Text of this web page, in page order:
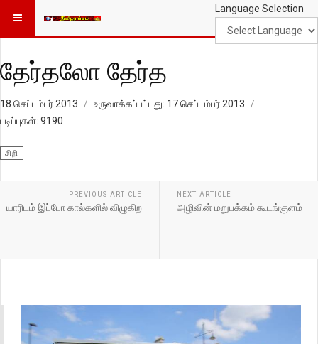
Language Selection
தேர்தலோ தேர்த
18 செப்டம்பர் 2013
உருவாக்கப்பட்டது: 17 செப்டம்பர் 2013
படிப்புகள்: 9190
சிறி
PREVIOUS ARTICLE
யாரிடம் இப்போ கால்களில் விழுகிற
NEXT ARTICLE
அழிவின் மறுபக்கம் கூடங்குளம்